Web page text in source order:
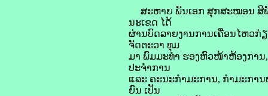
ສະຫາຍ ພັນເອກ ສຸກສະໝອນ ສີພັ
ນະເຂດ ໄດ້
ຜ່ານບົດລາຍງານການເຄື່ອນໄຫວກ່
ຈັດຕະວາ ທຸມ
ມາ ພົມມະທໍາ ຮອງຫົວໜ້າຫ້ອງການ
ປະຈຳການ
ແລະ ຄະນະກຳມະການ, ກຳມະກາ
ຍົນ ເປັນ